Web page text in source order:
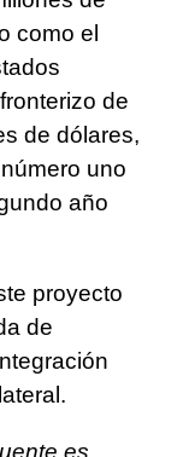
como el
de
de dólares,
uno
año
proyecto
de
es